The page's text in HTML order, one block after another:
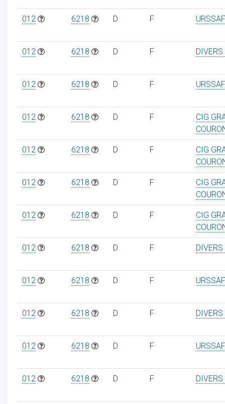
012 6218 D F
012 6218 D F
012 6218 D F
012 6218 D F
CIG
012 6218 D F
CIG
012 6218 D F
CIG
012 6218 D F
CIG
012 6218 D F
012 6218 D F
012 6218 D F
012 6218 D F
012 6218 D F